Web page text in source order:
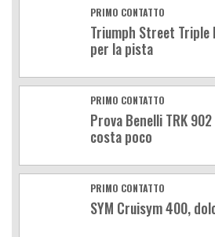
PRIMO CONTATTO
Triumph Street Triple
per la pista
PRIMO CONTATTO
Prova Benelli TRK
costa poco
PRIMO CONTATTO
SYM Cruisym 400,